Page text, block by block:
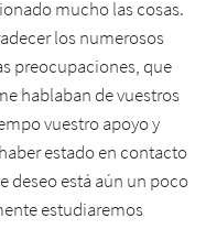
mucho las cosas.
los numerosos
preocupaciones, que
hablaban de vuestros
vuestro apoyo y
estado en contacto
deseo está aún un poco
estudiaremos